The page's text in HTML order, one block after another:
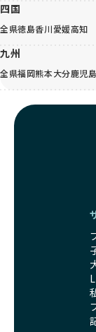
四国
全県徳島香川愛媛高知
九州
全県福岡熊本大分鹿児島